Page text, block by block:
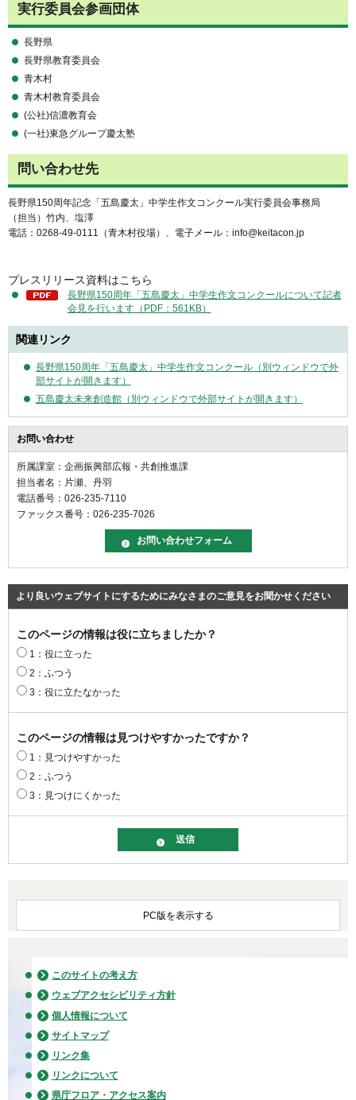
実行委員会参画団体
長野県
長野県教育委員会
青木村
青木村教育委員会
(公社)信濃教育会
(一社)東急グループ慶太塾
問い合わせ先
長野県150周年記念「五島慶太」中学生作文コンクール実行委員会事務局
（担当）竹内、塩澤
電話：0268-49-0111（青木村役場）、電子メール：info@keitacon.jp
プレスリリース資料はこちら
長野県150周年「五島慶太」中学生作文コンクールについて記者
会見を行います（PDF：561KB）
関連リンク
長野県150周年「五島慶太」中学生作文コンクール（別ウィンドウで外
部サイトが開きます）
五島慶太未来創造館（別ウィンドウで外部サイトが開きます）
お問い合わせ
所属課室：企画振興部広報・共創推進課
担当者名：片瀬、丹羽
電話番号：026-235-7110
ファックス番号：026-235-7026
より良いウェブサイトにするためにみなさまのご意見をお聞かせください
このページの情報は役に立ちましたか？
1：役に立った
2：ふつう
3：役に立たなかった
このページの情報は見つけやすかったですか？
1：見つけやすかった
2：ふつう
3：見つけにくかった
PC版を表示する
このサイトの考え方
ウェブアクセシビリティ方針
個人情報について
サイトマップ
リンク集
リンクについて
県庁フロア・アクセス案内